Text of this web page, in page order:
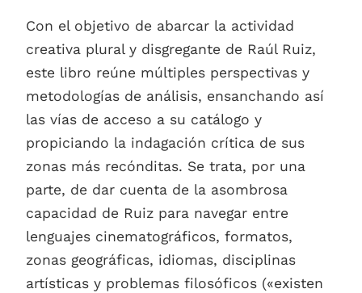
Con el objetivo de abarcar la actividad
creativa plural y disgregante de Raúl Ruiz,
este libro reúne múltiples perspectivas y
metodologías de análisis, ensanchando así
las vías de acceso a su catálogo y
propiciando la indagación crítica de sus
zonas más recónditas. Se trata, por una
parte, de dar cuenta de la asombrosa
capacidad de Ruiz para navegar entre
lenguajes cinematográficos, formatos,
zonas geográficas, idiomas, disciplinas
artísticas y problemas filosóficos («existen